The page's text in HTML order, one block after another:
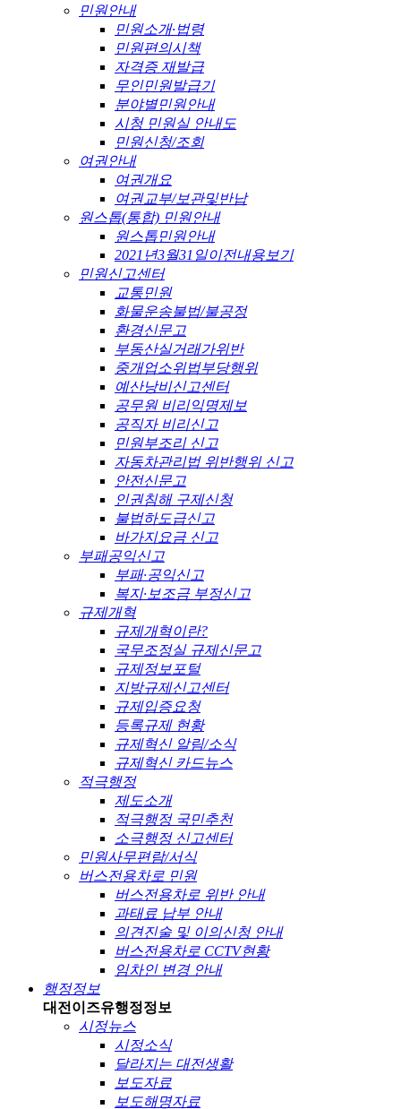
민원안내
민원소개·법령
민원편의시책
자격증 재발급
무인민원발급기
분야별민원안내
시청 민원실 안내도
민원신청/조회
여권안내
여권개요
여권교부/보관및반납
원스톱(통합) 민원안내
원스톱민원안내
2021년3월31일이전내용보기
민원신고센터
교통민원
화물운송불법/불공정
환경신문고
부동산실거래가위반
중개업소위법부당행위
예산낭비신고센터
공무원 비리익명제보
공직자 비리신고
민원부조리 신고
자동차관리법 위반행위 신고
안전신문고
인권침해 구제신청
불법하도급신고
바가지요금 신고
부패공익신고
부패·공익신고
복지·보조금 부정신고
규제개혁
규제개혁이란?
국무조정실 규제신문고
규제정보포털
지방규제신고센터
규제입증요청
등록규제 현황
규제혁신 알림/소식
규제혁신 카드뉴스
적극행정
제도소개
적극행정 국민추천
소극행정 신고센터
민원사무편람/서식
버스전용차로 민원
버스전용차로 위반 안내
과태료 납부 안내
의견진술 및 이의신청 안내
버스전용차로 CCTV현황
임차인 변경 안내
행정정보
대전이즈유행정정보
시정뉴스
시정소식
달라지는 대전생활
보도자료
보도해명자료